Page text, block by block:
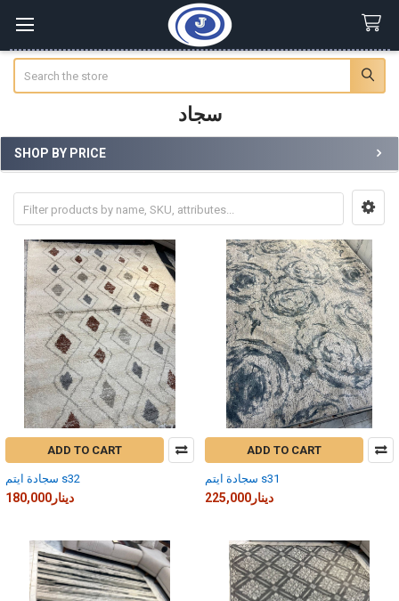
سجاد
Sidebar
SHOP BY PRICE
ADD TO CART
سجادة ايتم s32
180,000دينار
ADD TO CART
سجادة ايتم s31
225,000دينار